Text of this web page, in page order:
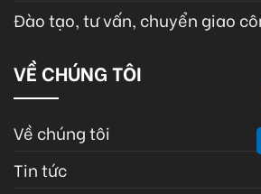
Đào tạo, tư vấn, chuyển giao
VỀ CHÚNG TÔI
Về chúng tôi
Tin tức